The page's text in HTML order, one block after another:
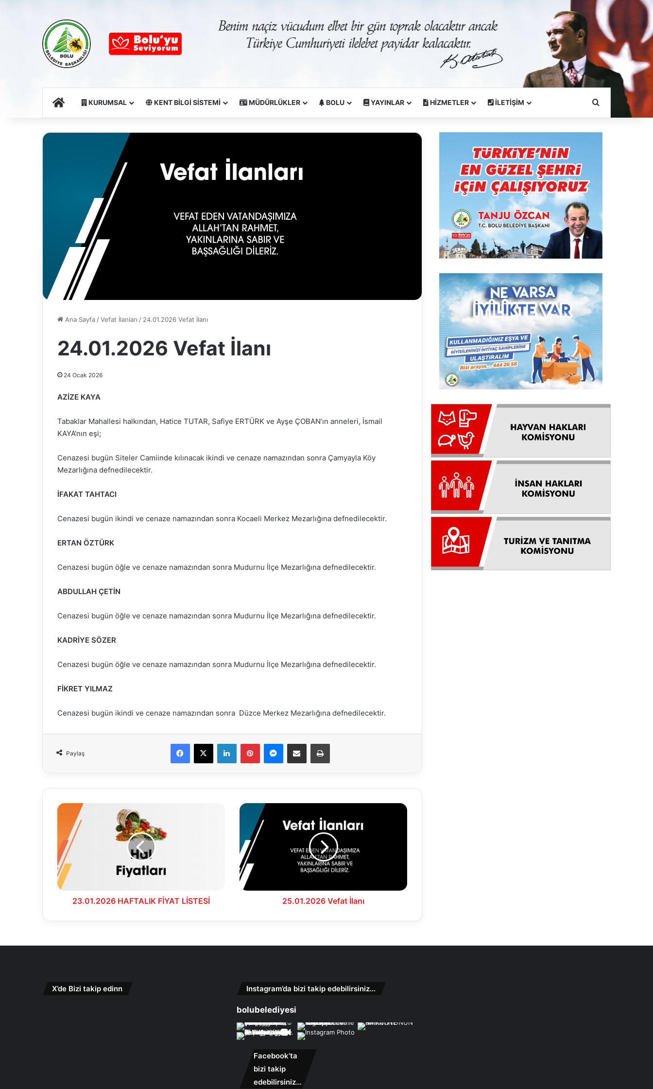
Ana SayfaKURUMSAL KENT BİLGİ SİSTEMİ MÜDÜRLÜKLER BOLU YAYINLAR HİZMETLER İLETİŞİM Arama Yapın
Ana Sayfa/Vefat İlanları / 24.01.2026 Vefat İlanı
24.01.2026 Vefat İlanı
24 Ocak 2026
AZİZE KAYA
Tabaklar Mahallesi halkından, Hatice TUTAR, Safiye ERTÜRK ve Ayşe ÇOBAN’ın anneleri, İsmail
KAYA’nın eşi;
Cenazesi bugün Siteler Camiinde kılınacak ikindi ve cenaze namazından sonra Çamyayla Köy
Mezarlığına defnedilecektir.
İFAKAT TAHTACI
Cenazesi bugün ikindi ve cenaze namazından sonra Kocaeli Merkez Mezarlığına defnedilecektir.
ERTAN ÖZTÜRK
Cenazesi bugün öğle ve cenaze namazından sonra Mudurnu İlçe Mezarlığına defnedilecektir.
ABDULLAH ÇETİN
Cenazesi bugün öğle ve cenaze namazından sonra Mudurnu İlçe Mezarlığına defnedilecektir.
KADRİYE SÖZER
Cenazesi bugün öğle ve cenaze namazından sonra Mudurnu İlçe Mezarlığına defnedilecektir.
FİKRET YILMAZ
Cenazesi bugün ikindi ve cenaze namazından sonra Düzce Merkez Mezarlığına defnedilecektir.
Paylaş
Facebook
X LinkedInPinterestMessenger
E-Mail ile paylaş Yazdır
23.01.2026
HAFTALIK
FİYAT
LİSTESİ
23.01.2026 HAFTALIK FİYAT LİSTESİ
25.01.2026
25.01.2026 Vefat İlanı
X’de Bizi takip edinn Instagram’da bizi takip edebilirsiniz…
bolubelediyesi
Facebook’ta
bizi takip
edebilirsiniz…